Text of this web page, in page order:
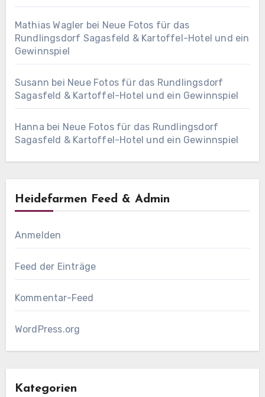
Mathias Wagler bei Neue Fotos für das
Rundlingsdorf Sagasfeld & Kartoffel-Hotel und ein
Gewinnspiel
Susann bei Neue Fotos für das Rundlingsdorf
Sagasfeld & Kartoffel-Hotel und ein Gewinnspiel
Hanna bei Neue Fotos für das Rundlingsdorf
Sagasfeld & Kartoffel-Hotel und ein Gewinnspiel
Heidefarmen Feed & Admin
Anmelden
Feed der Einträge
Kommentar-Feed
WordPress.org
Kategorien